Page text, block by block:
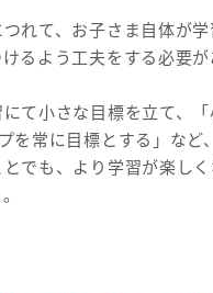
れて、お子さま自体が
るよう工夫をする必要が
て小さな目標を立て、「
を常に目標とする」など
でも、より学習が楽し